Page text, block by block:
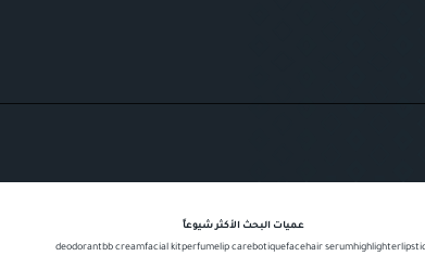
عميات البحث الأكثر شيوعاً
highlighter
hair serum
face
botique
lip care
perfume
facial kit
bb cream
deodorant